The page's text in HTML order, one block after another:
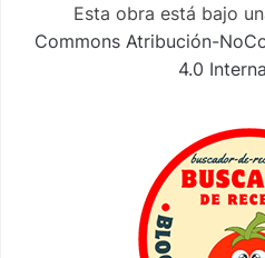
Esta obra está bajo
Commons Atribución-
4.0